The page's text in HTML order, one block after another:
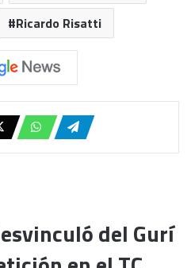
Ricardo Risatti